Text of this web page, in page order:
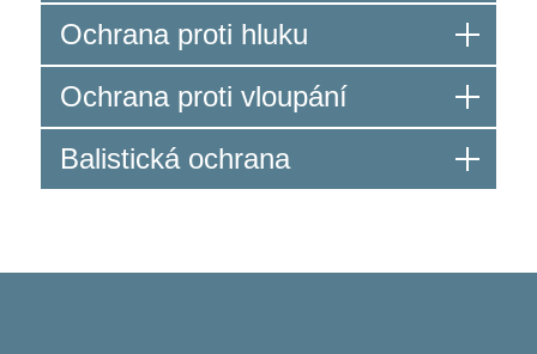
Ochrana proti hluku
Ochrana proti vloupání
Balistická ochrana